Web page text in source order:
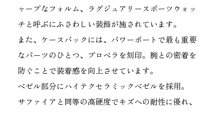
ャープなフォルム、ラグジュアリースポーツウォッ
チと呼ぶにふさわしい装飾が施されています。
また、ケースバックには、パワーボートで最も重要
なパーツのひとつ、プロペラを刻印。腕との密着を
防ぐことで装着感を向上させています。
ベゼル部分にハイテクセラミックベゼルを採用。
サファイアと同等の高硬度でキズへの耐性に優れ、